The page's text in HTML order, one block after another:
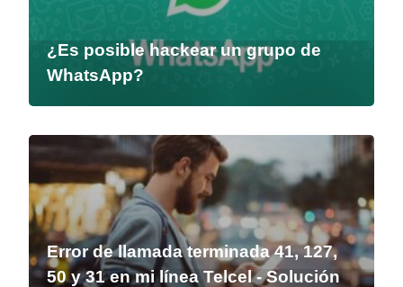
¿Es posible hackear un grupo de
WhatsApp?
Error de llamada terminada 41, 127,
50 y 31 en mi línea Telcel - Solución